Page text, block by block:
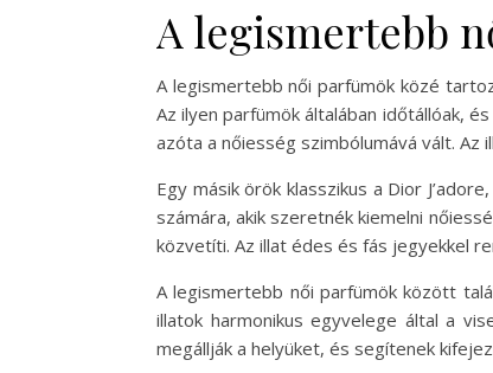
A legismertebb
A legismertebb női parfümök közé
Az ilyen parfümök általában időtállóak,
azóta a nőiesség szimbólumává vált. Az
Egy másik örök klasszikus a Dior
számára, akik szeretnék kiemelni
közvetíti. Az illat édes és fás jegyekkel
A legismertebb női parfümök között
illatok harmonikus egyvelege által a
megállják a helyüket, és segítenek